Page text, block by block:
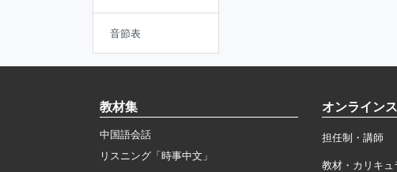
音節表
教材集
中国語会話
リスニング「時事中文」
オンライン
担任制・講師
教材・カリキュ